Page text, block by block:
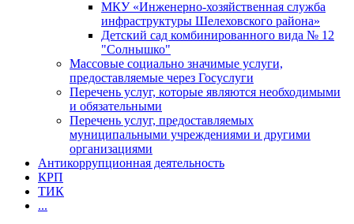
МКУ «Инженерно-хозяйственная служба
инфраструктуры Шелеховского района»
Детский сад комбинированного вида № 12
"Солнышко"
Массовые социально значимые услуги,
предоставляемые через Госуслуги
Перечень услуг, которые являются необходимыми
и обязательными
Перечень услуг, предоставляемых
муниципальными учреждениями и другими
организациями
Антикоррупционная деятельность
КРП
ТИК
...